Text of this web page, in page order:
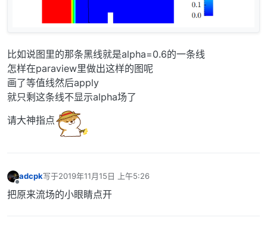
比如说图里的那条黑线就是alpha=0.6的一条线
怎样在paraview里做出这样的图呢
画了等值线然后apply
就只剩这条线不显示alpha场了
请大神指点
离线
adcpk写于2019年11月15日 上午5:26
最后由 编辑
把原来流场的小眼睛点开